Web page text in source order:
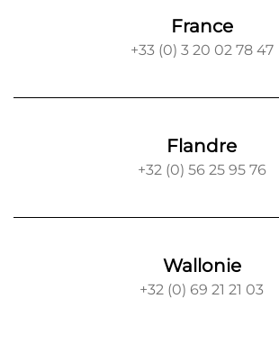
France
+33 (0) 3 20 02 78 47
Flandre
+32 (0) 56 25 95 76
Wallonie
+32 (0) 69 21 21 03